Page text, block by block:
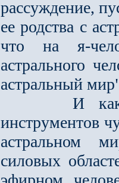
рассуждение,
ее родства с
что на я-
астрального
астральный
И как у
инструментов
ас­тральном
силовых